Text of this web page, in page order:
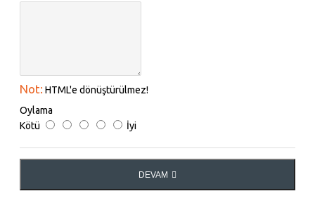
Not: HTML'e dönüştürülmez!
Oylama
Kötü
İyi
DEVAM